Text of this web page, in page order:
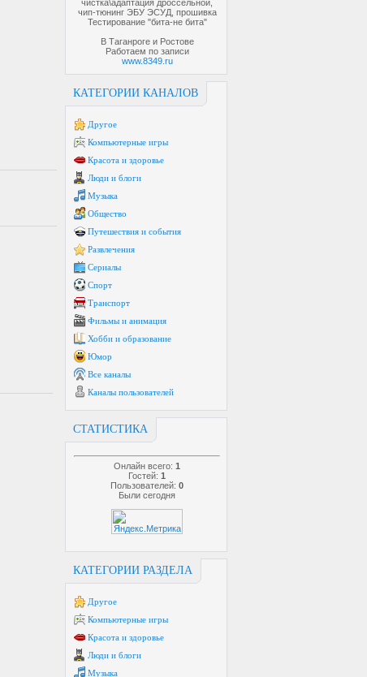
чистка\адаптация дроссельной,
чип-тюнинг ЭБУ ЭСУД, прошивка
Тестирование "бита-не бита"
В Таганроге и Ростове
Работаем по записи
www.8349.ru
КАТЕГОРИИ КАНАЛОВ
Другое
Компьютерные игры
Красота и здоровье
Люди и блоги
Музыка
Общество
Путешествия и события
Развлечения
Сериалы
Спорт
Транспорт
Фильмы и анимация
Хобби и образование
Юмор
Все каналы
Каналы пользователей
СТАТИСТИКА
Онлайн всего: 1
Гостей: 1
Пользователей: 0
Были сегодня
КАТЕГОРИИ РАЗДЕЛА
Другое
Компьютерные игры
Красота и здоровье
Люди и блоги
Музыка